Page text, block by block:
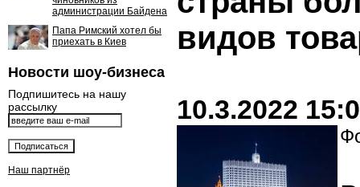
администрации Байдена
Папа Римский хотел бы
приехать в Киев
Новости шоу-бизнеса
Подпишитесь на нашу
рассылку
Наш партнёр
видов
10.3.2022